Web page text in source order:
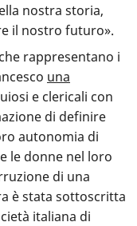
nostra storia,
il nostro futuro».
rappresentano i
una
e clericali con
di definire
autonomia di
le donne nel loro
di una
è stata sottoscritta
italiana di